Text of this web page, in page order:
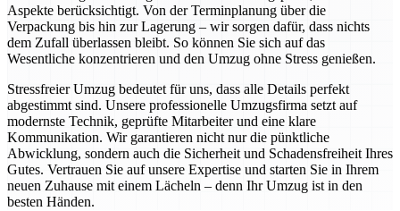
Aspekte berücksichtigt. Von der Terminplanung über die
Verpackung bis hin zur Lagerung – wir sorgen dafür, dass nichts
dem Zufall überlassen bleibt. So können Sie sich auf das
Wesentliche konzentrieren und den Umzug ohne Stress genießen.
Stressfreier Umzug bedeutet für uns, dass alle Details perfekt
abgestimmt sind. Unsere professionelle Umzugsfirma setzt auf
modernste Technik, geprüfte Mitarbeiter und eine klare
Kommunikation. Wir garantieren nicht nur die pünktliche
Abwicklung, sondern auch die Sicherheit und Schadensfreiheit Ihres
Gutes. Vertrauen Sie auf unsere Expertise und starten Sie in Ihrem
neuen Zuhause mit einem Lächeln – denn Ihr Umzug ist in den
besten Händen.